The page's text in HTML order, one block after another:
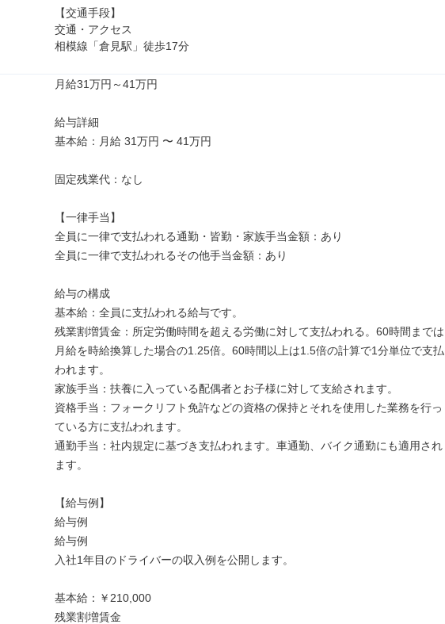
【交通手段】
交通・アクセス
相模線「倉見駅」徒歩17分
月給31万円～41万円
給与詳細
基本給：月給 31万円 〜 41万円
固定残業代：なし
【一律手当】
全員に一律で支払われる通勤・皆勤・家族手当金額：あり
全員に一律で支払われるその他手当金額：あり
給与の構成
基本給：全員に支払われる給与です。
残業割増賃金：所定労働時間を超える労働に対して支払われる。60時間までは
月給を時給換算した場合の1.25倍。60時間以上は1.5倍の計算で1分単位で支払
われます。
家族手当：扶養に入っている配偶者とお子様に対して支給されます。
資格手当：フォークリフト免許などの資格の保持とそれを使用した業務を行っ
ている方に支払われます。
通勤手当：社内規定に基づき支払われます。車通勤、バイク通勤にも適用され
ます。
【給与例】
給与例
給与例
入社1年目のドライバーの収入例を公開します。
基本給：￥210,000
残業割増賃金